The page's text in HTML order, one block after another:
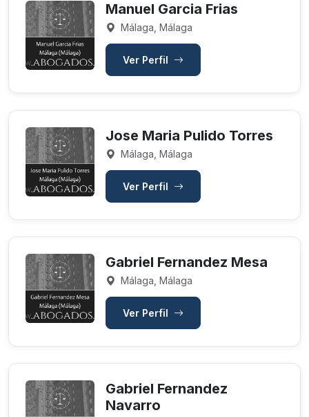
Manuel Garcia Frias
Málaga, Málaga
Ver Perfil
Jose Maria Pulido Torres
Málaga, Málaga
Ver Perfil
Gabriel Fernandez Mesa
Málaga, Málaga
Ver Perfil
Gabriel Fernandez
Navarro